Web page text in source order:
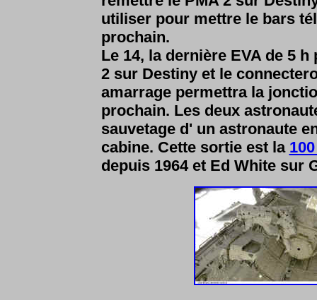
utiliser pour mettre le bars
prochain.
Le 14, la dernière EVA de 5
2 sur Destiny et le
amarrage permettra la
prochain. Les deux
sauvetage d' un astronaute
cabine. Cette sortie est la
depuis 1964 et Ed White sur